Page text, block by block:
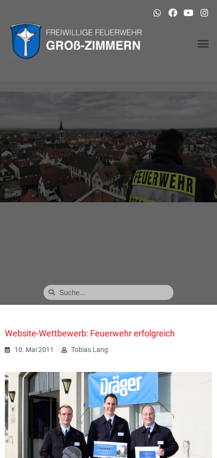
Website-Wettbewerb: Feuerwehr erfolgreich
10. Mai 2011 Tobias Lang